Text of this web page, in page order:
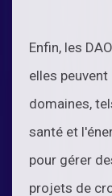
Enfin, les
elles
domaines,
santé et
pour gérer
projets de